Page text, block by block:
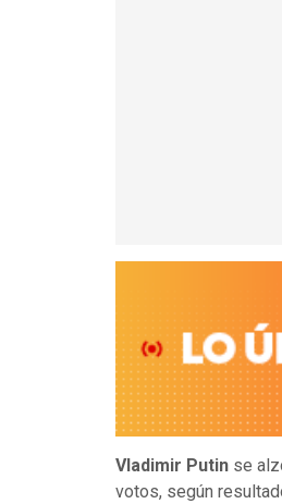
Vladimir Putin se
votos, según